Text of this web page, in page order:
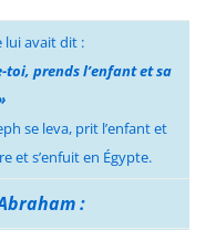
lui avait dit :
toi, prends l’enfant et sa
se leva, prit l’enfant et
et s’enfuit en Égypte.
: